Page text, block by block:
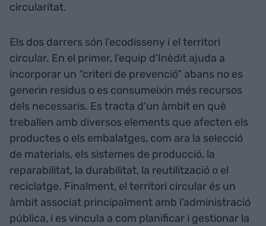
circularitat.
Els dos darrers són l’ecodisseny i el territori
circular. En el primer, l’equip d’Inèdit ajuda a
incorporar un “criteri de prevenció” abans no es
generin residus o es consumeixin més recursos
dels necessaris. Es tracta d’un àmbit en què
treballen amb diversos elements que afecten els
productes o els embalatges, com ara la selecció
de materials, els sistemes de producció, la
reparabilitat, la durabilitat, la reutilització o el
reciclatge. Finalment, el territori circular és un
àmbit associat principalment amb l'administració
pública, i es vincula a com planificar i gestionar la